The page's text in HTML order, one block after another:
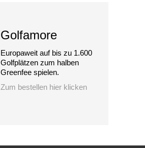
Golfamore
Europaweit auf bis zu 1.600
Golfplätzen zum halben
Greenfee spielen.
Zum bestellen hier klicken